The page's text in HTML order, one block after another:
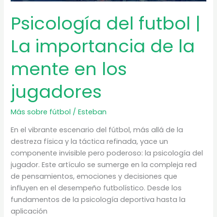
Psicología del futbol |
La importancia de la
mente en los
jugadores
Más sobre fútbol /Esteban
En el vibrante escenario del fútbol, más allá de la
destreza física y la táctica refinada, yace un
componente invisible pero poderoso: la psicología del
jugador. Este artículo se sumerge en la compleja red
de pensamientos, emociones y decisiones que
influyen en el desempeño futbolístico. Desde los
fundamentos de la psicología deportiva hasta la
aplicación